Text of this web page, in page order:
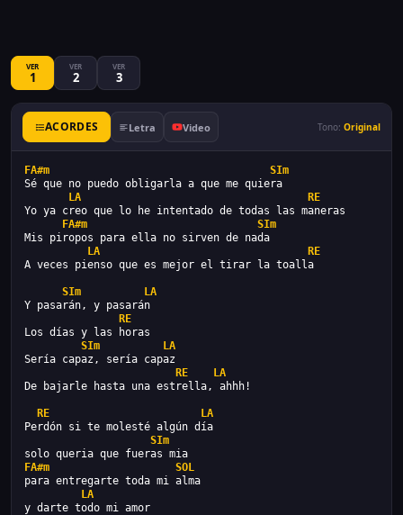
VER
1
VER
2
VER
3
ACORDES Letra Video Tono: Original
FA#m
SIm
Sé que no puedo obligarla a que me quiera
LA
RE
Yo ya creo que lo he intentado de todas las maneras
FA#m
SIm
Mis piropos para ella no sirven de nada
LA
RE
A veces pienso que es mejor el tirar la toalla
SIm
LA
Y pasarán, y pasarán
RE
Los días y las horas
SIm
LA
Sería capaz, sería capaz
RE
LA
De bajarle hasta una estrella, ahhh!
RE
LA
Perdón si te molesté algún día
SIm
solo queria que fueras mia
FA#m
SOL
para entregarte toda mi alma
LA
y darte todo mi amor